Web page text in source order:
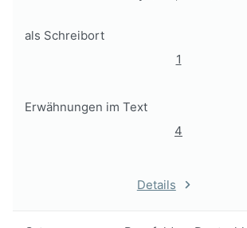
als Schreibort
1
Erwähnungen im Text
4
Details